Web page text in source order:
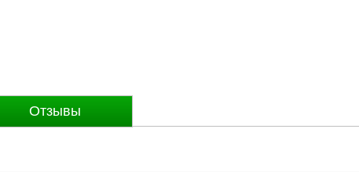
Отзывы